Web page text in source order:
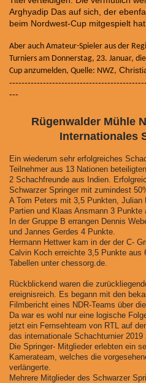
Arghyadip Das auf sich, der
beim Nordwest-Cup mitgespielt
Aber auch Amateur-Spieler aus der
Turniers am Donnerstag, 23. Januar,
Cup anzumelden, Quelle: NWZ,
---
Rügenwalder Mühle
Internationales
Ein wiederum sehr erfolgreiches
Teilnehmer aus 13 Nationen
2 Schachfreunde aus Indien.
Schwarzer Springer mit zumindest
A Tom Peters mit 3,5 Punkten,
Partien und Klaas Ansmann 3 Punkte
In der Gruppe B errangen Dennis
und Jannes Gerdes 4 Punkte.
Hermann Hettwer kam in der der C-
Calvin Koch erreichte 3,5 Punkte aus
Tabellen unter chessorg.de.
Rückblickend waren die
ereignisreich. Es begann mit den
Filmbericht eines NDR-Teams über
Da war es wohl nur eine logische
jetzt ein Fernsehteam von RTL auf
das internationale Schachturnier 2019
Die Springer- Mitglieder erlebten ein
Kamerateam, welches die
verlängerte.
Mehrere Mitglieder des Schwarzer